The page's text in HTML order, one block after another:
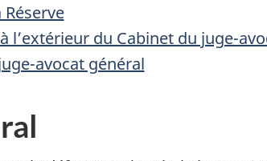
l’extérieur du Cabinet du juge-
avocat général